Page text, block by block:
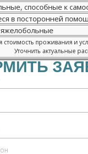
способные к
в посторонней
стоимость проживания и
Уточнить актуальные